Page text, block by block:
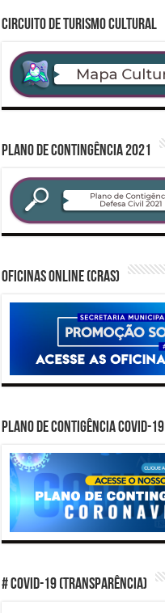
CIRCUITO DE TURISMO CULTURAL
PLANO DE CONTINGÊNCIA 2021
Oficinas Online (CRAS)
PLANO DE CONTIGÊNCIA COVID-19
# COVID-19 (TRANSPARÊNCIA)